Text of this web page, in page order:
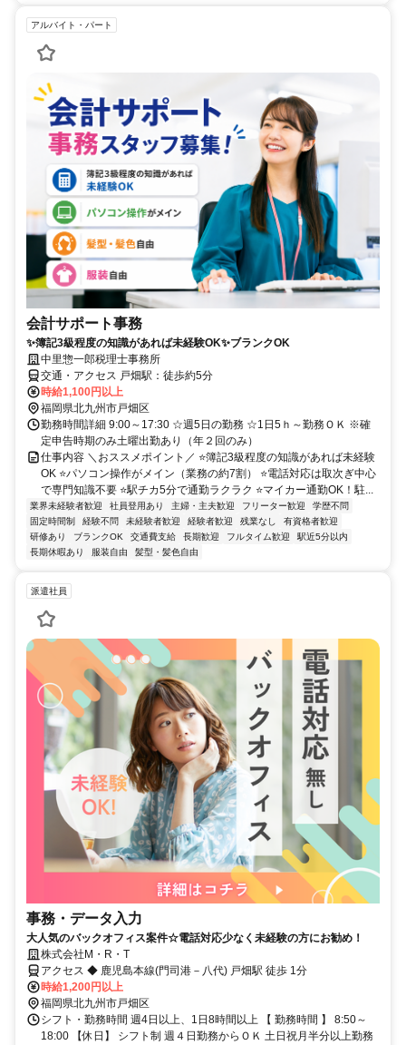
アルバイト・パート
会計サポート事務
✨簿記3級程度の知識があれば未経験OK✨ブランクOK
中里惣一郎税理士事務所
交通・アクセス 戸畑駅：徒歩約5分
時給1,100円以上
福岡県北九州市戸畑区
勤務時間詳細 9:00～17:30 ☆週5日の勤務 ☆1日5ｈ～勤務ＯＫ ※確
定申告時期のみ土曜出勤あり（年２回のみ）
仕事内容 ＼おススメポイント／ ⭐簿記3級程度の知識があれば未経験
OK ⭐パソコン操作がメイン（業務の約7割） ⭐電話対応は取次ぎ中心
で専門知識不要 ⭐駅チカ5分で通勤ラクラク ⭐マイカー通勤OK！駐...
業界未経験者歓迎 社員登用あり 主婦・主夫歓迎 フリーター歓迎
学歴不問
固定時間制
経験不問 未経験者歓迎 経験者歓迎 残業なし
有資格者歓迎
研修あり
ブランクOK 交通費支給 長期歓迎 フルタイム歓迎
駅近5分以内
長期休暇あり
服装自由 髪型・髪色自由
派遣社員
事務・データ入力
大人気のバックオフィス案件☆電話対応少なく未経験の方にお勧め！
株式会社M・R・T
アクセス ◆ 鹿児島本線(門司港－八代) 戸畑駅 徒歩 1分
時給1,200円以上
福岡県北九州市戸畑区
シフト・勤務時間 週4日以上、1日8時間以上 【 勤務時間 】 8:50～
18:00 【休日】 シフト制 週４日勤務からＯＫ 土日祝月半分以上勤務